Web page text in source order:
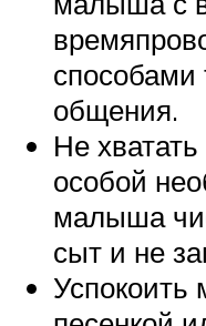
способами
общения.
Не
особой
малыша
сыт и не